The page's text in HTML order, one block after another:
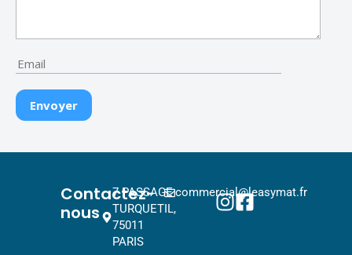
Contactez-
nous
7 PASSAGE
TURQUETIL,
75011
PARIS
commercial@leasymat.fr